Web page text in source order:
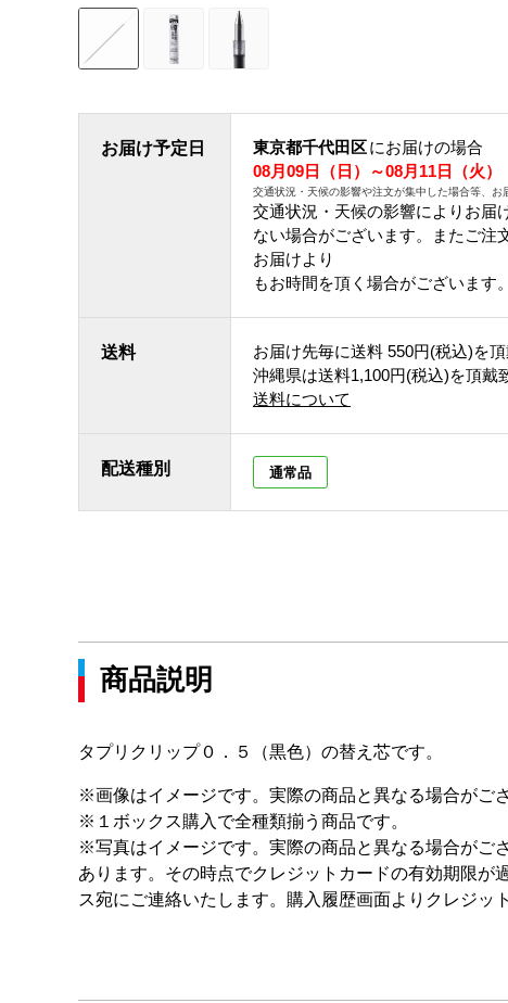
お届け予定日 東京都千代田区にお届けの場合
08月09日（日）～08月11日（火）
交通状況・天候の影響や注文が集中した場合等、お
交通状況・天候の影響によりお届
ない場合がございます。 またご注
お届けより
もお時間を頂く場合がございます
送料 お届け先毎に送料 550円(税込)を
沖縄県は送料1,100円(税込)を頂戴
送料について
配送種別 通常品
商品説明
タプリクリップ０．５（黒色）の替え芯です。
※画像はイメージです。実際の商品と異なる場合がござ
※１ボックス購入で全種類揃う商品です。
※写真はイメージです。実際の商品と異なる場合がご
あります。その時点でクレジットカードの有効期限が
ス宛にご連絡いたします。購入履歴画面よりクレジッ